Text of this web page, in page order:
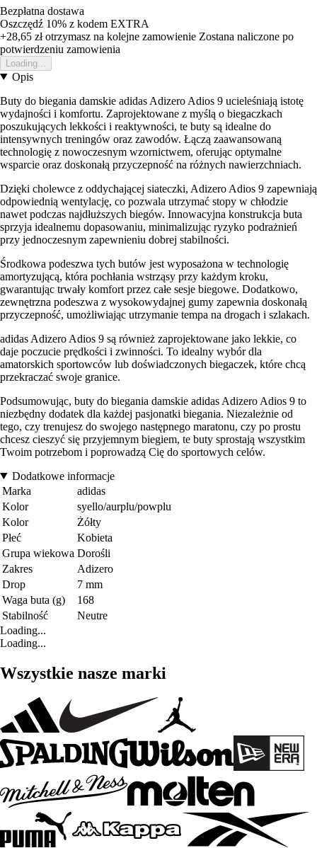
Bezpłatna dostawa
Oszczędź 10% z kodem EXTRA
+28,65 złotrzymasz na kolejne zamowienie Zostana naliczone po
potwierdzeniu zamowienia
Loading...
Opis
Buty do biegania damskie adidas Adizero Adios 9 ucieleśniają istotę
wydajności i komfortu. Zaprojektowane z myślą o biegaczkach
poszukujących lekkości i reaktywności, te buty są idealne do
intensywnych treningów oraz zawodów. Łączą zaawansowaną
technologię z nowoczesnym wzornictwem, oferując optymalne
wsparcie oraz doskonałą przyczepność na różnych nawierzchniach.
Dzięki cholewce z oddychającej siateczki, Adizero Adios 9 zapewniają
odpowiednią wentylację, co pozwala utrzymać stopy w chłodzie
nawet podczas najdłuższych biegów. Innowacyjna konstrukcja buta
sprzyja idealnemu dopasowaniu, minimalizując ryzyko podrażnień
przy jednoczesnym zapewnieniu dobrej stabilności.
Środkowa podeszwa tych butów jest wyposażona w technologię
amortyzującą, która pochłania wstrząsy przy każdym kroku,
gwarantując trwały komfort przez całe sesje biegowe. Dodatkowo,
zewnętrzna podeszwa z wysokowydajnej gumy zapewnia doskonałą
przyczepność, umożliwiając utrzymanie tempa na drogach i szlakach.
adidas Adizero Adios 9 są również zaprojektowane jako lekkie, co
daje poczucie prędkości i zwinności. To idealny wybór dla
amatorskich sportowców lub doświadczonych biegaczek, które chcą
przekraczać swoje granice.
Podsumowując, buty do biegania damskie adidas Adizero Adios 9 to
niezbędny dodatek dla każdej pasjonatki biegania. Niezależnie od
tego, czy trenujesz do swojego następnego maratonu, czy po prostu
chcesz cieszyć się przyjemnym biegiem, te buty sprostają wszystkim
Twoim potrzebom i poprowadzą Cię do sportowych celów.
Dodatkowe informacje
Marka
adidas
Kolor
syello/aurplu/powplu
Kolor
Żółty
Płeć
Kobieta
Grupa wiekowa Dorośli
Zakres
Adizero
Drop
7 mm
Waga buta (g)
168
Stabilność
Neutre
Loading...
Loading...
Wszystkie nasze marki